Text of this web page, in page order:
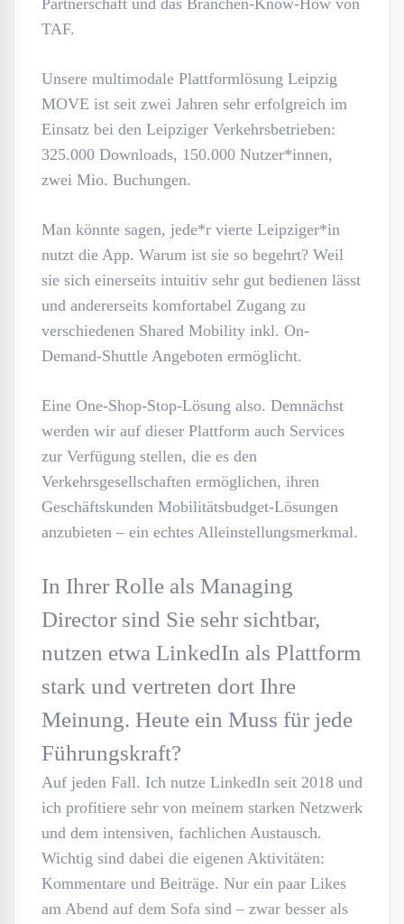
Partnerschaft und das Branchen-Know-How von
TAF.
Unsere multimodale Plattformlösung Leipzig
MOVE ist seit zwei Jahren sehr erfolgreich im
Einsatz bei den Leipziger Verkehrsbetrieben:
325.000 Downloads, 150.000 Nutzer*innen,
zwei Mio. Buchungen.
Man könnte sagen, jede*r vierte Leipziger*in
nutzt die App. Warum ist sie so begehrt? Weil
sie sich einerseits intuitiv sehr gut bedienen lässt
und andererseits komfortabel Zugang zu
verschiedenen Shared Mobility inkl. On-
Demand-Shuttle Angeboten ermöglicht.
Eine One-Shop-Stop-Lösung also. Demnächst
werden wir auf dieser Plattform auch Services
zur Verfügung stellen, die es den
Verkehrsgesellschaften ermöglichen, ihren
Geschäftskunden Mobilitätsbudget-Lösungen
anzubieten – ein echtes Alleinstellungsmerkmal.
In Ihrer Rolle als Managing
Director sind Sie sehr sichtbar,
nutzen etwa LinkedIn als Plattform
stark und vertreten dort Ihre
Meinung. Heute ein Muss für jede
Führungskraft?
Auf jeden Fall. Ich nutze LinkedIn seit 2018 und
ich profitiere sehr von meinem starken Netzwerk
und dem intensiven, fachlichen Austausch.
Wichtig sind dabei die eigenen Aktivitäten:
Kommentare und Beiträge. Nur ein paar Likes
am Abend auf dem Sofa sind – zwar besser als